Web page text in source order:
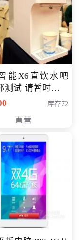
能X6直饮水吧
测试 请暂时不要
库存72
直营